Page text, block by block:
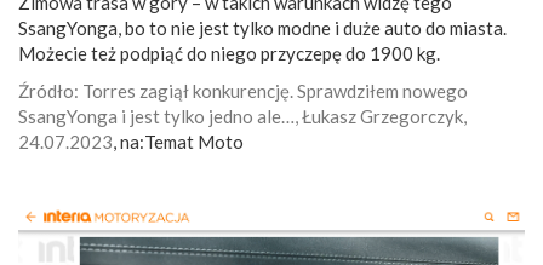
SsangYonga, bo to nie jest tylko modne i duże auto do miasta.
Możecie też podpiąć do niego przyczepę do 1900 kg.
Źródło: Torres zagiął konkurencję. Sprawdziłem nowego
SsangYonga i jest tylko jedno ale…, Łukasz Grzegorczyk,
24.07.2023, na:Temat Moto